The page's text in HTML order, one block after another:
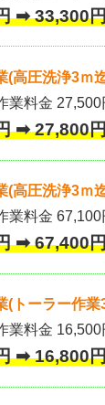
➡ 33,300
(高圧洗浄3ｍ
業料金
➡ 27,800
(高圧洗浄3ｍ
業料金
➡ 67,400
(トーラー作業
業料金
➡ 16,800